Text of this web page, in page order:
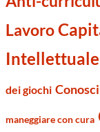
Lavoro
Intellettuale
dei giochi
maneggiare con cura